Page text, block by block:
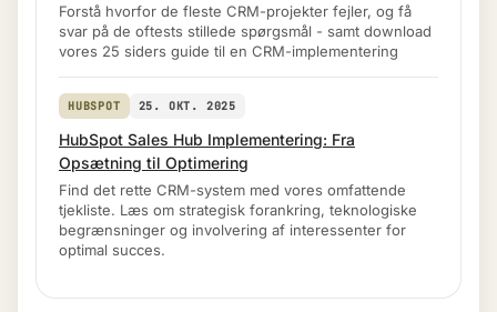
Forstå hvorfor de fleste CRM-projekter fejler, og få
svar på de oftests stillede spørgsmål - samt download
vores 25 siders guide til en CRM-implementering
HUBSPOT 25. OKT. 2025
HubSpot Sales Hub Implementering: Fra
Opsætning til Optimering
Find det rette CRM-system med vores omfattende
tjekliste. Læs om strategisk forankring, teknologiske
begrænsninger og involvering af interessenter for
optimal succes.